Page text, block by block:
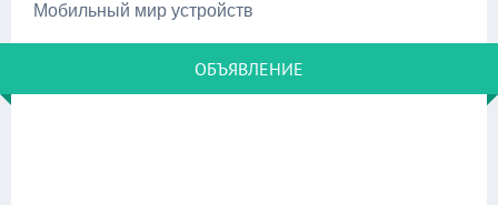
Мобильный мир устройств
ОБЪЯВЛЕНИЕ